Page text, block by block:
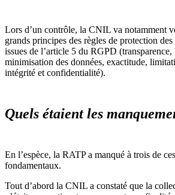
Lors d’un contrôle, la CNIL va notamment
grands principes des règles de protection
issues de l’article 5 du RGPD
minimisation des données, exactitude,
intégrité et confidentialité).
Quels étaient les
En l’espèce, la RATP a manqué à trois de
fondamentaux.
Tout d’abord la CNIL a constaté que la